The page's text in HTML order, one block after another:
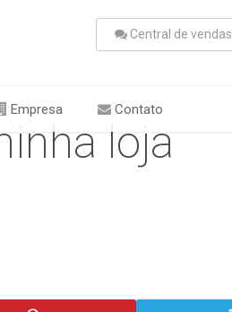
Central de vendas
Empresa Contato
loja